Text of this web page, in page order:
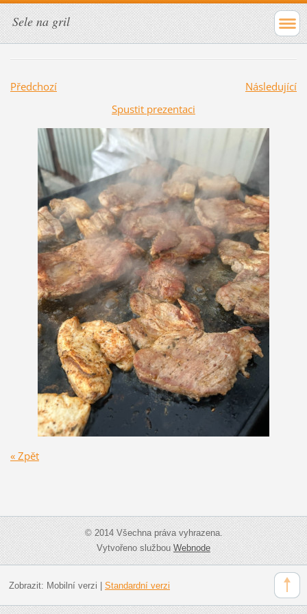
Sele na gril
Předchozí
Následující
Spustit prezentaci
« Zpět
© 2014 Všechna práva vyhrazena.
Vytvořeno službouWebnode
Zobrazit: Mobilní verzi Standardní verzi